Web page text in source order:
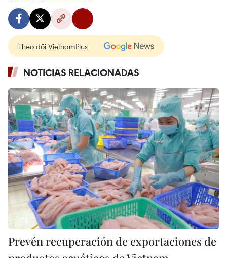
Theo dõi VietnamPlus
NOTICIAS RELACIONADAS
Prevén recuperación de exportaciones de